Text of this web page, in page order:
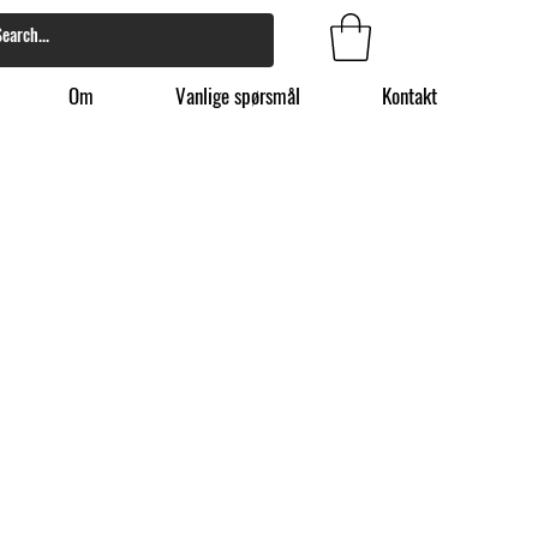
Om Vanlige spørsmål Kontakt